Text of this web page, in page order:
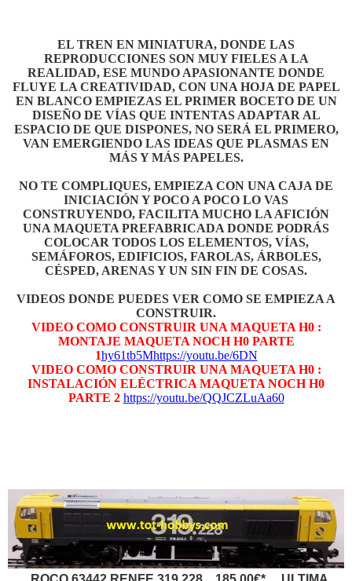
EL TREN EN MINIATURA, DONDE LAS
REPRODUCCIONES SON MUY FIELES A LA
REALIDAD, ESE MUNDO APASIONANTE DONDE
FLUYE LA CREATIVIDAD, CON UNA HOJA DE PAPEL
EN BLANCO EMPIEZAS EL PRIMER BOCETO DE UN
DISEÑO DE VÍAS QUE INTENTAS ADAPTAR AL
ESPACIO DE QUE DISPONES, NO SERÁ EL PRIMERO,
VAN EMERGIENDO LAS IDEAS QUE PLASMAS EN
MÁS Y MÁS PAPELES.
NO TE COMPLIQUES, EMPIEZA CON UNA CAJA DE
INICIACIÓN Y POCO A POCO LO VAS
CONSTRUYENDO, FACILITA MUCHO LA AFICIÓN
UNA MAQUETA PREFABRICADA DONDE PODRÁS
COLOCAR TODOS LOS ELEMENTOS, VÍAS,
SEMÁFOROS, EDIFICIOS, FAROLAS, ÁRBOLES,
CÉSPED, ARENAS Y UN SIN FIN DE COSAS.
VIDEOS DONDE PUEDES VER COMO SE EMPIEZA A
CONSTRUIR.
VIDEO COMO CONSTRUIR UNA MAQUETA H0 :
MONTAJE MAQUETA NOCH H0 PARTE
1hy61tb5Mhttps://youtu.be/6DN
VIDEO COMO CONSTRUIR UNA MAQUETA H0 :
INSTALACIÓN ELÉCTRICA MAQUETA NOCH H0
PARTE 2 https://youtu.be/QQJCZLuAa60